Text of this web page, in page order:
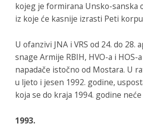
kojeg je formirana Unsko-sanska
iz koje će kasnije izrasti Peti
U ofanzivi JNA i VRS od 24. do 28.
snage Armije RBIH, HVO-a i HOS-
napadače istočno od Mostara. U
u ljeto i jesen 1992. godine,
koja se do kraja 1994. godine
1993.